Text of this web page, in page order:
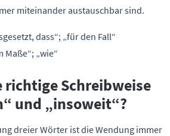
miteinander austauschbar sind.
dass“; „für den Fall“
Maße“; „wie“
richtige Schreibweise
und „insoweit“?
dreier Wörter ist die Wendung immer